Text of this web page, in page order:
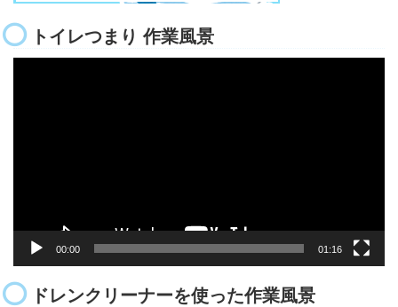
トイレつまり 作業風景
00:00 01:16
ドレンクリーナーを使った作業風景